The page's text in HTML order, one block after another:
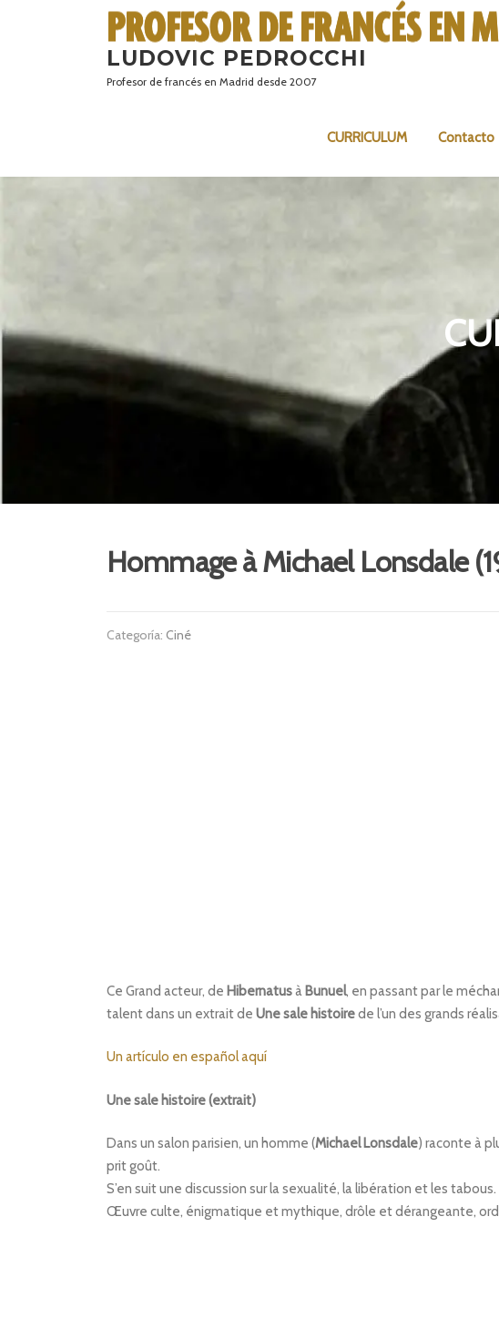
LUDOVIC PEDROCCHI
Profesor de francés en Madrid desde 2007
CURRICULUM Contacto
Hommage à Michael Lonsdale
Categoría: Ciné
Ce Grand acteur, de Hibernatusà Bunuel, en passant par le
talent dans un extrait de Unesale histoirede l’un des grands
Un artículo en español aquí
Une sale histoire (extrait)
Dans un salon parisien, un homme (Michael Lonsdale) raconte à
prit goût.
S’en suit une discussion sur la sexualité, la libération et les tabous.
Œuvre culte, énigmatique et mythique, drôle et dérangeante,